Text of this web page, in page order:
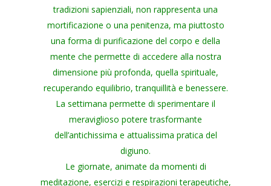
tradizioni sapienziali, non rappresenta una
mortificazione o una penitenza, ma piuttosto
una forma di purificazione del corpo e della
mente che permette di accedere alla nostra
dimensione più profonda, quella spirituale,
recuperando equilibrio, tranquillità e benessere.
La settimana permette di sperimentare il
meraviglioso potere trasformante
dell’antichissima e attualissima pratica del
digiuno.
Le giornate, animate da momenti di
meditazione, esercizi e respirazioni terapeutiche,